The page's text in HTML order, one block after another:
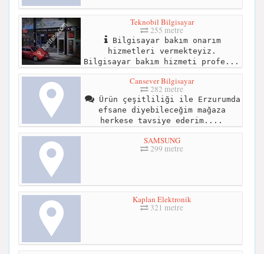
Teknobil Bilgisayar
255 metre
Bilgisayar bakım onarım
hizmetleri vermekteyiz.
Bilgisayar bakım hizmeti profe...
Cansever Bilgisayar
282 metre
Ürün çeşitliliği ile Erzurumda
efsane diyebileceğim mağaza
herkese tavsiye ederim....
SAMSUNG
299 metre
Kaplan Elektronik
321 metre